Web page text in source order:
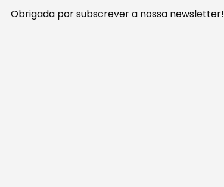
Obrigada por subscrever a nossa newsletter!